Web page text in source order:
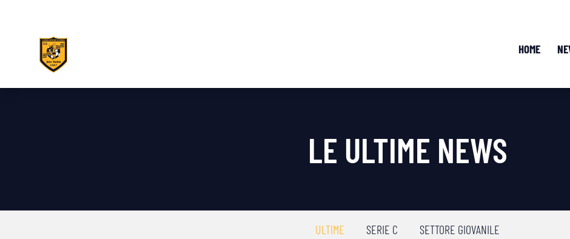
HOME
LE ULTIME NEWS
ULTIME SERIE C SETTORE GIOVANILE